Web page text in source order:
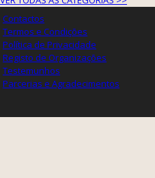
Contactos
Termos e Condições
Política de Privacidade
Registo de Organizações
Testemunhos
Parcerias e Agradecimentos